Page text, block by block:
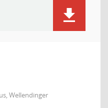
Wellendinger